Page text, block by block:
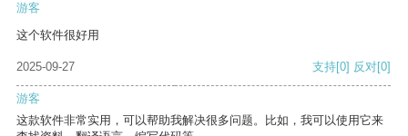
游客
这个软件很好用
2025-09-27 支持[0] 反对[0]
游客
这款软件非常实用，可以帮助我解决很多问题。比如，我可以使用它来